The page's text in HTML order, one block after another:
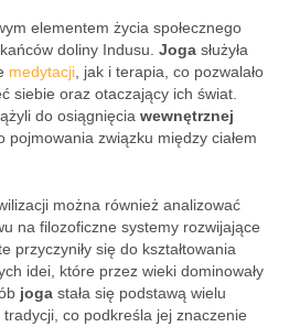
elementem życia społecznego
doliny Indusu. Joga służyła
medytacji , jak i terapia, co pozwalało
siebie oraz otaczający ich świat.
do osiągnięcia wewnętrznej
pojmowania związku między ciałem
można również analizować
na filozoficzne systemy rozwijające
przyczyniły się do kształtowania
idei, które przez wieki dominowały
joga stała się podstawą wielu
co podkreśla jej znaczenie